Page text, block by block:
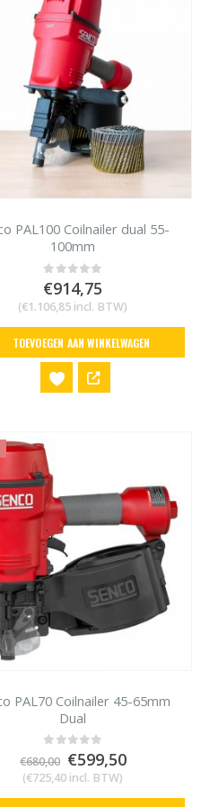
PAL100 Coilnailer dual 55-
100mm
0out of 5
€914,75
(€1.106,85 incl. BTW)
TOEVOEGEN AAN WINKELWAGEN
PAL70 Coilnailer 45-65mm
Dual
out of 5
€680,00 Oorspronkelijke
prijs
€599,50Huidige
(€725,40 incl. BTW)